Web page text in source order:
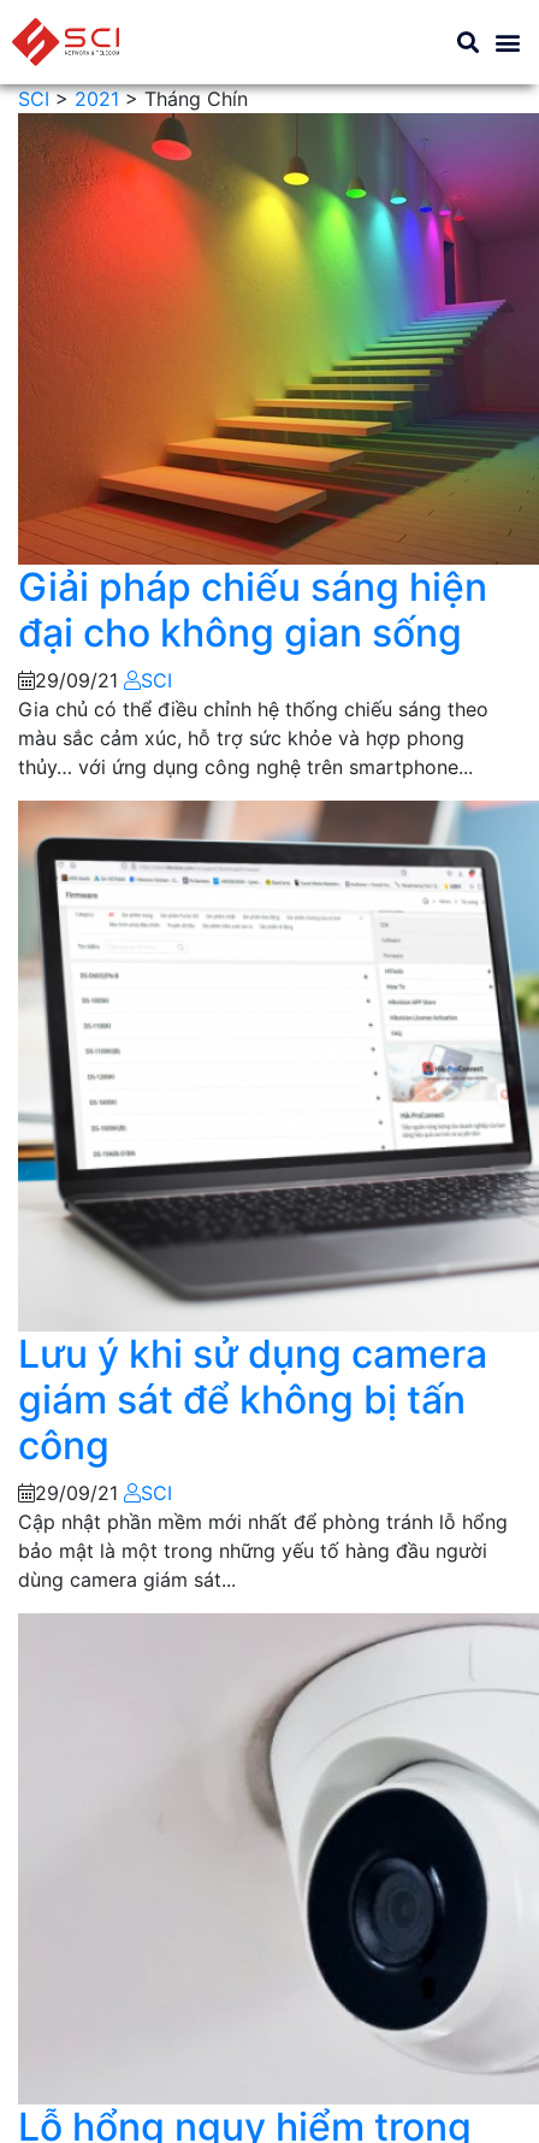
SCI>2021>Tháng Chín
Giải pháp chiếu sáng hiện
đại cho không gian sống
29/09/21
SCI
Gia chủ có thể điều chỉnh hệ thống chiếu sáng theo
màu sắc cảm xúc, hỗ trợ sức khỏe và hợp phong
thủy… với ứng dụng công nghệ trên smartphone...
Lưu ý khi sử dụng camera
giám sát để không bị tấn
công
29/09/21
SCI
Cập nhật phần mềm mới nhất để phòng tránh lỗ hổng
bảo mật là một trong những yếu tố hàng đầu người
dùng camera giám sát...
Lỗ hổng nguy hiểm trong